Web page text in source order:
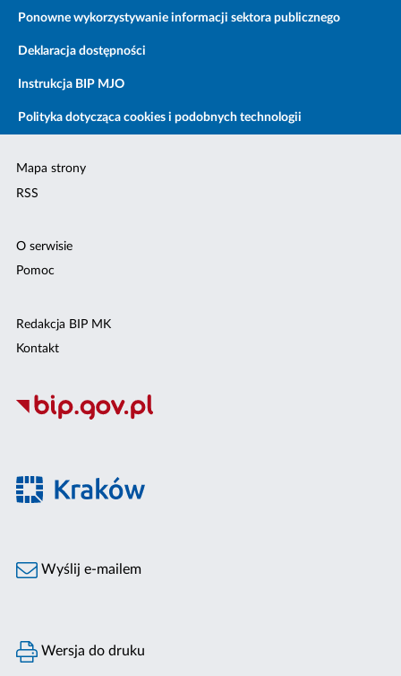
Ponowne wykorzystywanie informacji sektora publicznego
Deklaracja dostępności
Instrukcja BIP MJO
Polityka dotycząca cookies i podobnych technologii
Mapa strony
RSS
O serwisie
Pomoc
Redakcja BIP MK
Kontakt
Wyślij e-mailem
Wersja do druku